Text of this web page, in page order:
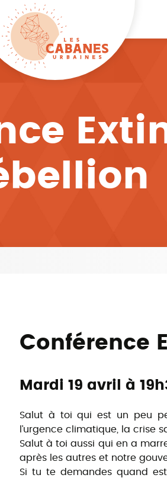
Conférence
Mardi 19 avril à
Salut à toi qui est un peu
l’urgence climatique, la crise
Salut à toi aussi qui en a
après les autres et notre
Si tu te demandes quand